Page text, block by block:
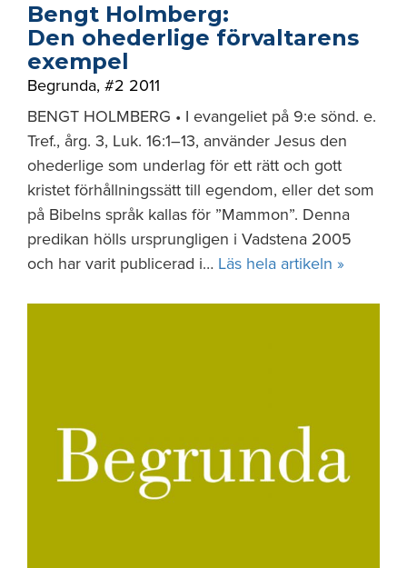
Bengt Holmberg:
Den ohederlige förvaltarens
exempel
Begrunda, #2 2011
BENGT HOLMBERG • I evangeliet på 9:e sönd. e.
Tref., årg. 3, Luk. 16:1–13, använder Jesus den
ohederlige som underlag för ett rätt och gott
kristet förhållningssätt till egendom, eller det som
på Bibelns språk kallas för ”Mammon”. Denna
predikan hölls ursprungligen i Vadstena 2005
och har varit publicerad i… Läs hela artikeln »